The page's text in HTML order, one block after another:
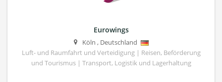
Eurowings
Köln , Deutschland
Luft- und Raumfahrt und Verteidigung | Reisen, Beförderung
und Tourismus | Transport, Logistik und Lagerhaltung